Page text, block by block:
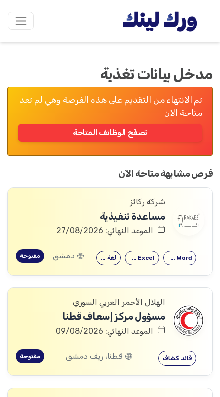
مدخل بيانات تغذية
تم الانتهاء من التقديم على هذه الفرصة وهي لم تعد
متاحة الآن
تصفّح الوظائف المتاحة
فرص مشابهة متاحة الآن
شركة ركائز
مساعدة تنفيذية
الموعد النهائي: 27/08/2026
لغة إنكليزية Microsoft Excel Microsoft Word دمشق مفتوحة
الهلال الأحمر العربي السوري
مسؤول مركز إسعاف قطنا
الموعد النهائي: 09/08/2026
قائد كشاف قطنا، ريف دمشق مفتوحة